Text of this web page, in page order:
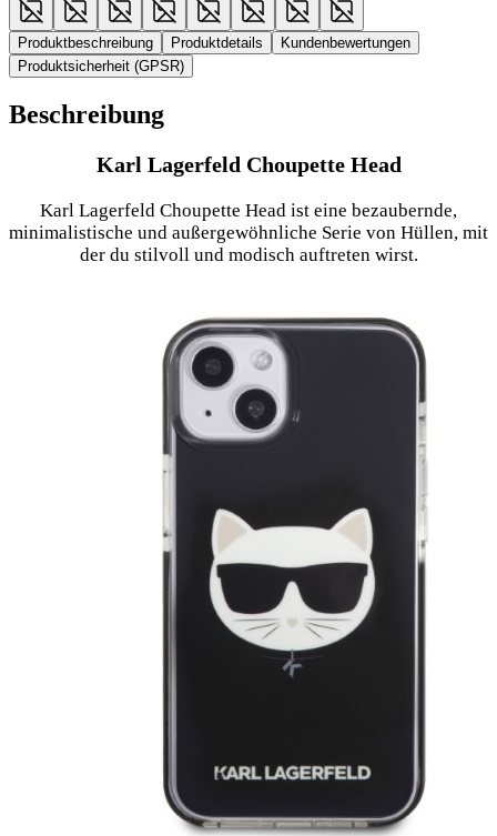
Produktbeschreibung Produktdetails
Kundenbewertungen
Produktsicherheit (GPSR)
Beschreibung
Karl Lagerfeld Choupette Head
Karl Lagerfeld Choupette Head ist eine bezaubernde,
minimalistische und außergewöhnliche Serie von Hüllen, mit
der du stilvoll und modisch auftreten wirst.